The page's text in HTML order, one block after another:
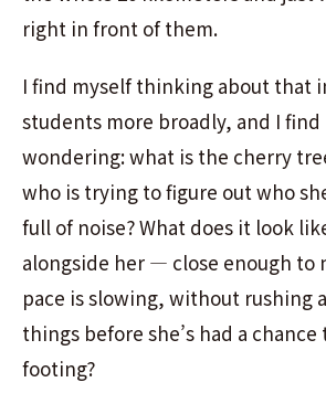
right in front of them.
I find myself thinking about that
students more broadly, and I find
wondering: what is the cherry
who is trying to figure out who
full of noise? What does it look
alongside her — close enough to
pace is slowing, without rushing
things before she’s had a
footing?